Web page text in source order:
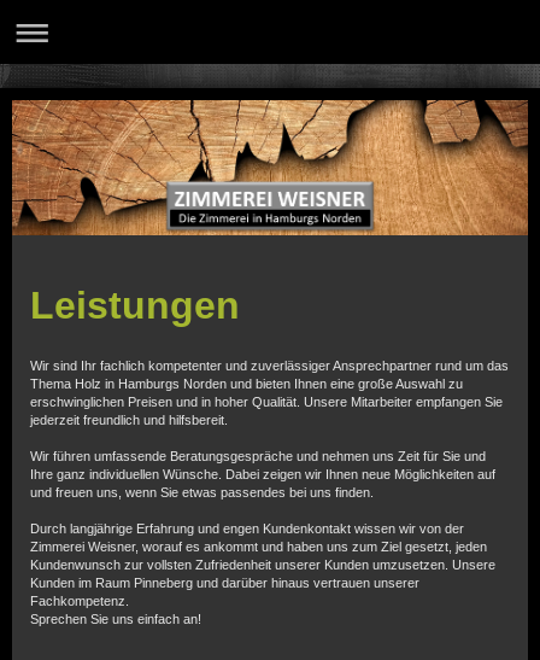
Leistungen
Wir sind Ihr fachlich kompetenter und zuverlässiger Ansprechpartner rund um das
Thema Holz in Hamburgs Norden und bieten Ihnen eine große Auswahl zu
erschwinglichen Preisen und in hoher Qualität. Unsere Mitarbeiter empfangen Sie
jederzeit freundlich und hilfsbereit.
Wir führen umfassende Beratungsgespräche und nehmen uns Zeit für Sie und
Ihre ganz individuellen Wünsche. Dabei zeigen wir Ihnen neue Möglichkeiten auf
und freuen uns, wenn Sie etwas passendes bei uns finden.
Durch langjährige Erfahrung und engen Kundenkontakt wissen wir von der
Zimmerei Weisner, worauf es ankommt und haben uns zum Ziel gesetzt, jeden
Kundenwunsch zur vollsten Zufriedenheit unserer Kunden umzusetzen. Unsere
Kunden im Raum Pinneberg und darüber hinaus vertrauen unserer
Fachkompetenz.
Sprechen Sie uns einfach an!